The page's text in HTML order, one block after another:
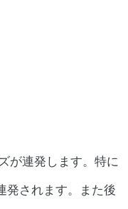
が連発します。特に
発されます。また後